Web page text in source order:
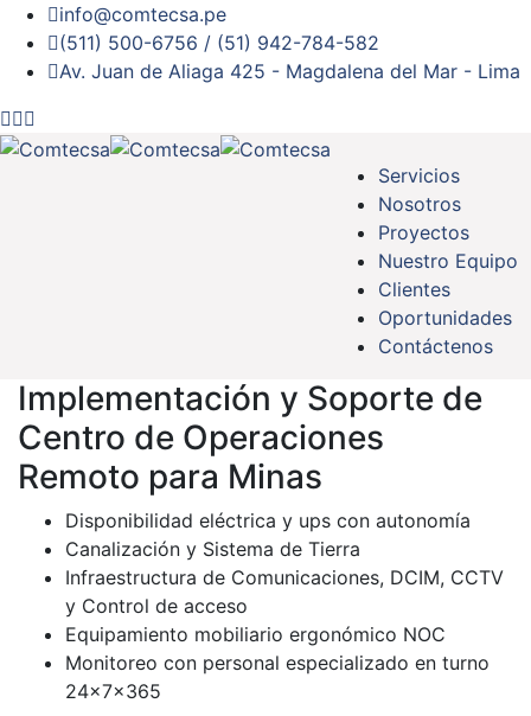
info@comtecsa.pe
(511) 500-6756 / (51) 942-784-582
Av. Juan de Aliaga 425 - Magdalena del Mar - Lima
Servicios
Nosotros
Proyectos
Nuestro Equipo
Clientes
Oportunidades
Contáctenos
Implementación y Soporte de
Centro de Operaciones
Remoto para Minas
Disponibilidad eléctrica y ups con autonomía
Canalización y Sistema de Tierra
Infraestructura de Comunicaciones, DCIM, CCTV
y Control de acceso
Equipamiento mobiliario ergonómico NOC
Monitoreo con personal especializado en turno
24x7x365